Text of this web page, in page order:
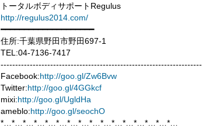
トータルボディサポートRegulus
http://regulus2014.com/
━━━━━━━━━━━━━━━━━━━━
住所:千葉県野田市野田697-1
TEL:04-7136-7417
---------------------------------------------------------------------
Facebook:http://goo.gl/Zw6Bvw
Twitter:http://goo.gl/4GGkcf
mixi:http://goo.gl/UgldHa
ameblo:http://goo.gl/seochO
*…*…*…*…*…*…*…*…*…*…*…*…*…*…*…*…